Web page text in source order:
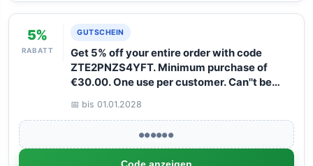
5%
RABATT
GUTSCHEIN
Get 5% off your entire order with code
ZTE2PNZS4YFT. Minimum purchase of
€30.00. One use per customer. Can''t be
📅 bis 01.01.2028
●●●●●●
Code anzeigen